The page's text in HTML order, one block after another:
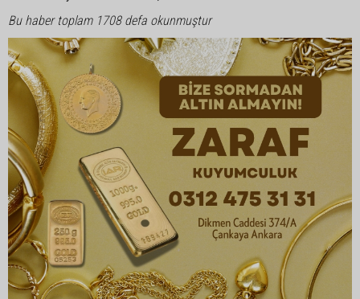
Bu haber toplam 1708 defa okunmuştur